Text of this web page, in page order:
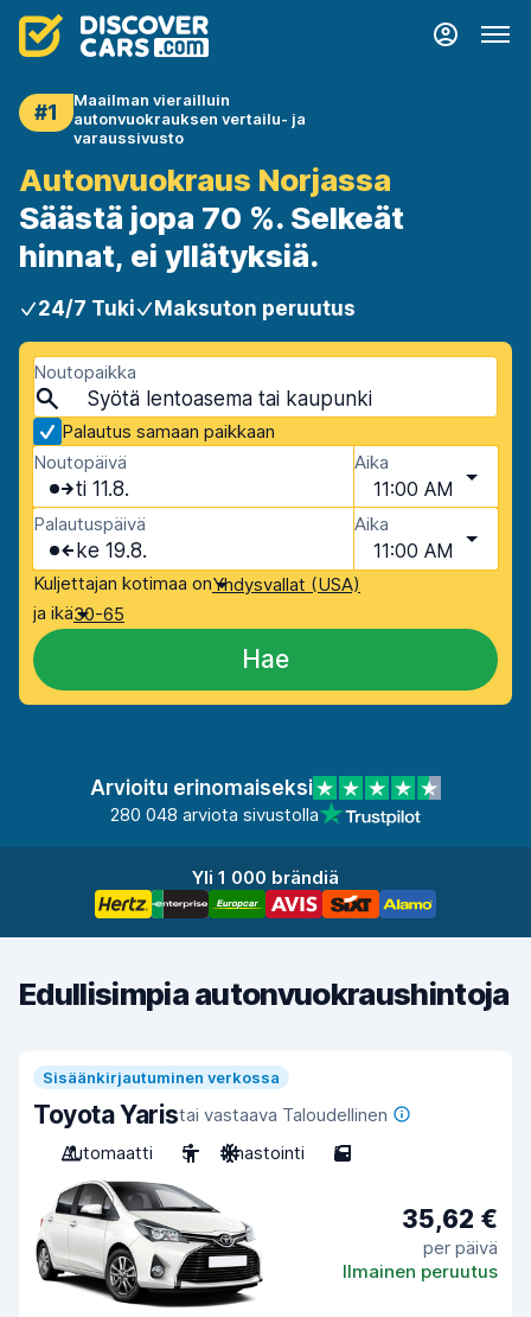
#1
Maailman vierailluin
autonvuokrauksen vertailu- ja
varaussivusto
Autonvuokraus Norjassa
Säästä jopa 70 %. Selkeät
hinnat, ei yllätyksiä.
24/7 Tuki Maksuton peruutus
Noutopaikka
Palautus samaan paikkaan
Noutopäivä
ti 11.8.
Aika
11:00 AM
Palautuspäivä
ke 19.8.
Aika
11:00 AM
Kuljettajan kotimaa onYhdysvallat (USA)
ja ikä30-65
Hae
Arvioitu erinomaiseksi
280 048 arviota sivustolla
Yli 1 000 brändiä
Edullisimpia autonvuokraushintoja
Sisäänkirjautuminen verkossa
Toyota Yaristai vastaava Taloudellinen
Automaatti
5 Ilmastointi 5
35,62 €
per päivä
Ilmainen peruutus